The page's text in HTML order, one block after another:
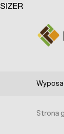
Przejdź do treści
Strona
SIZER